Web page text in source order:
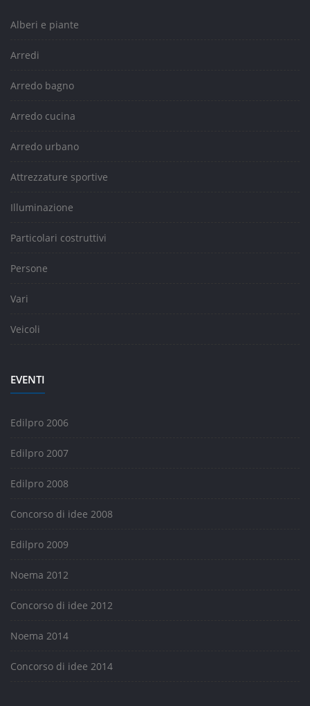
Alberi e piante
Arredi
Arredo bagno
Arredo cucina
Arredo urbano
Attrezzature sportive
Illuminazione
Particolari costruttivi
Persone
Vari
Veicoli
EVENTI
Edilpro 2006
Edilpro 2007
Edilpro 2008
Concorso di idee 2008
Edilpro 2009
Noema 2012
Concorso di idee 2012
Noema 2014
Concorso di idee 2014